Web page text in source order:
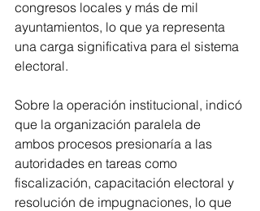
congresos locales y más de mil
ayuntamientos, lo que ya representa
una carga significativa para el sistema
electoral.
Sobre la operación institucional, indicó
que la organización paralela de
ambos procesos presionaría a las
autoridades en tareas como
fiscalización, capacitación electoral y
resolución de impugnaciones, lo que